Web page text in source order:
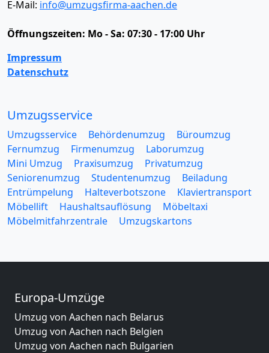
E-Mail: info@umzugsfirma-aachen.de
Öffnungszeiten: Mo - Sa: 07:30 - 17:00 Uhr
Impressum
Datenschutz
Umzugsservice
Umzugsservice Behördenumzug
Büroumzug
Fernumzug
Firmenumzug
Laborumzug
Mini Umzug
Praxisumzug
Privatumzug
Seniorenumzug
Studentenumzug
Beiladung
Entrümpelung
Halteverbotszone
Klaviertransport
Möbellift
Haushaltsauflösung
Möbeltaxi
Möbelmitfahrzentrale
Umzugskartons
Europa-Umzüge
Umzug von Aachen nach Belarus
Umzug von Aachen nach Belgien
Umzug von Aachen nach Bulgarien